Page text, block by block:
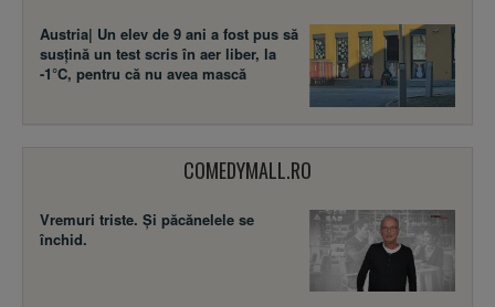
Austria| Un elev de 9 ani a fost pus să
susţină un test scris în aer liber, la
-1°C, pentru că nu avea mască
COMEDYMALL.RO
Vremuri triste. Şi păcănelele se
închid.